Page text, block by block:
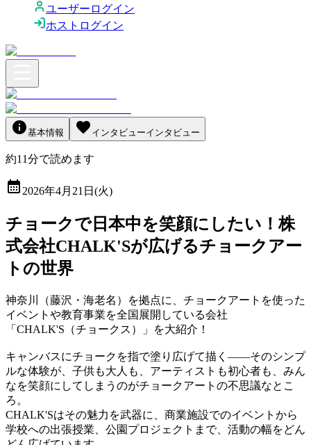
ユーザーログイン
ホストログイン
基本情報 インタビューインタビュー
約11分で読めます
2026年4月21日(火)
チョークで日本中を笑顔にしたい！株
式会社CHALK'Sが広げるチョークアー
トの世界
神奈川（藤沢・海老名）を拠点に、チョークアートを使った
イベントや教育事業を全国展開している会社
「CHALK'S（チョークス）」を大紹介！
キャンバスにチョークを指で塗り広げて描く——そのシンプ
ルな体験が、子供も大人も、アーティストも初心者も、みん
なを笑顔にしてしまうのがチョークアートの不思議なとこ
ろ。
CHALK'Sはその魅力を武器に、商業施設でのイベントから
学校への出張授業、公園プロジェクトまで、活動の幅をどん